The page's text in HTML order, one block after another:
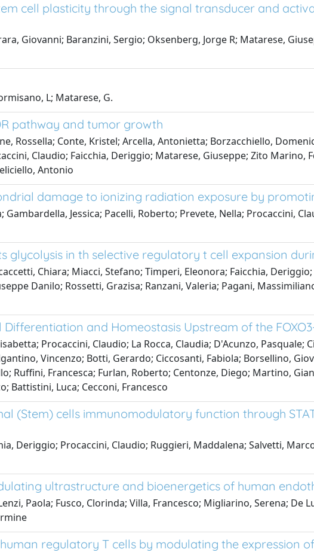
cell plasticity through the signal transducer and
Giovanni; Baranzini, Sergio; Oksenberg, Jorge R; Matarese,
L; Matarese, G.
pathway and tumor growth
Rossella; Conte, Kristel; Arcella, Antonietta; Borzacchiello,
Claudio; Faicchia, Deriggio; Matarese, Giuseppe; Zito Marino,
Antonio
damage to ionizing radiation exposure by
Jessica; Pacelli, Roberto; Prevete, Nella; Procaccini,
glycolysis in th selective regulatory t cell expansion
Chiara; Miacci, Stefano; Timperi, Eleonora; Faicchia,
Danilo; Rossetti, Grazisa; Ranzani, Valeria; Pagani,
and Homeostasis Upstream of the
Procaccini, Claudio; La Rocca, Claudia; D'Acunzo,
Vincenzo; Botti, Gerardo; Ciccosanti, Fabiola; Borsellino,
Ruffini, Francesca; Furlan, Roberto; Centonze, Diego; Martino,
Battistini, Luca; Cecconi, Francesco
(Stem) cells immunomodulatory function through
Deriggio; Procaccini, Claudio; Ruggieri, Maddalena; Salvetti,
ultrastructure and bioenergetics of human
Paola; Fusco, Clorinda; Villa, Francesco; Migliarino, Serena; De
regulatory T cells by modulating the expression